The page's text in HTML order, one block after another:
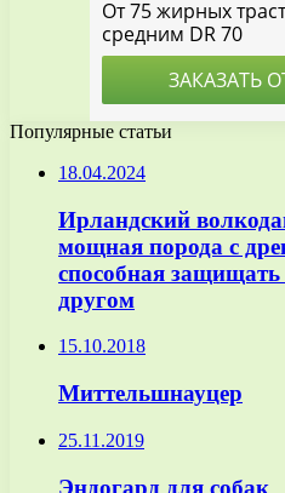
Популярные статьи
18.04.2024
Ирландский
мощная порода с
способная
другом
15.10.2018
Миттельшнауцер
25.11.2019
Эндогард для собак